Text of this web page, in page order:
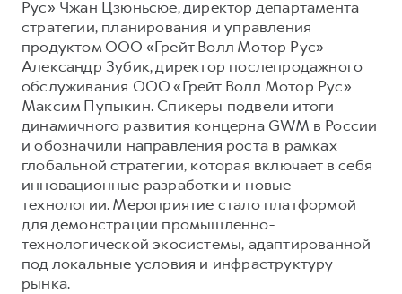
Рус» Чжан Цзюньсюе, директор департамента
стратегии, планирования и управления
продуктом ООО «Грейт Волл Мотор Рус»
Александр Зубик, директор послепродажного
обслуживания ООО «Грейт Волл Мотор Рус»
Максим Пупыкин. Спикеры подвели итоги
динамичного развития концерна GWM в России
и обозначили направления роста в рамках
глобальной стратегии, которая включает в себя
инновационные разработки и новые
технологии. Мероприятие стало платформой
для демонстрации промышленно-
технологической экосистемы, адаптированной
под локальные условия и инфраструктуру
рынка.